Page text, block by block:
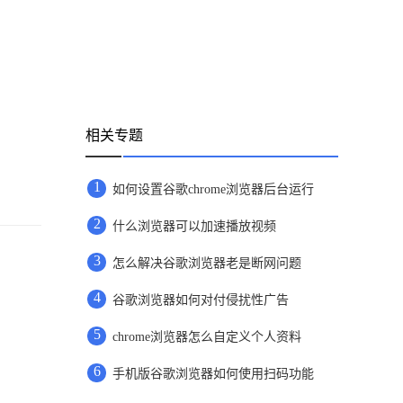
相关专题
1 如何设置谷歌chrome浏览器后台运行
2 什么浏览器可以加速播放视频
3 怎么解决谷歌浏览器老是断网问题
4 谷歌浏览器如何对付侵扰性广告
5 chrome浏览器怎么自定义个人资料
6 手机版谷歌浏览器如何使用扫码功能